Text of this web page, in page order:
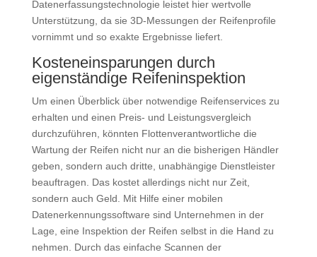
Datenerfassungstechnologie leistet hier wertvolle
Unterstützung, da sie 3D-Messungen der Reifenprofile
vornimmt und so exakte Ergebnisse liefert.
Kosteneinsparungen durch
eigenständige Reifeninspektion
Um einen Überblick über notwendige Reifenservices zu
erhalten und einen Preis- und Leistungsvergleich
durchzuführen, könnten Flottenverantwortliche die
Wartung der Reifen nicht nur an die bisherigen Händler
geben, sondern auch dritte, unabhängige Dienstleister
beauftragen. Das kostet allerdings nicht nur Zeit,
sondern auch Geld. Mit Hilfe einer mobilen
Datenerkennungssoftware sind Unternehmen in der
Lage, eine Inspektion der Reifen selbst in die Hand zu
nehmen. Durch das einfache Scannen der